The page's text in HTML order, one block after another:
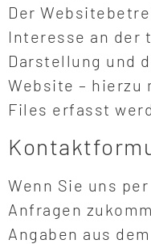
Der
Interesse an der
Darstellung und
Website – hierzu
Files erfasst
Wenn Sie uns
Anfragen
Angaben aus